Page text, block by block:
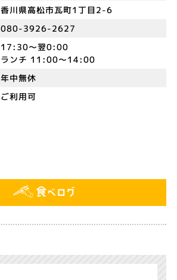
香川県高松市瓦町1丁目2-6
080-3926-2627
17:30～翌0:00
ランチ 11:00～14:00
年中無休
ご利用可